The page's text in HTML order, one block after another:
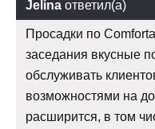
Jelina ответил(а)
Просадки по
заседания вкусные
обслуживать
возможностями на
расширится, в том